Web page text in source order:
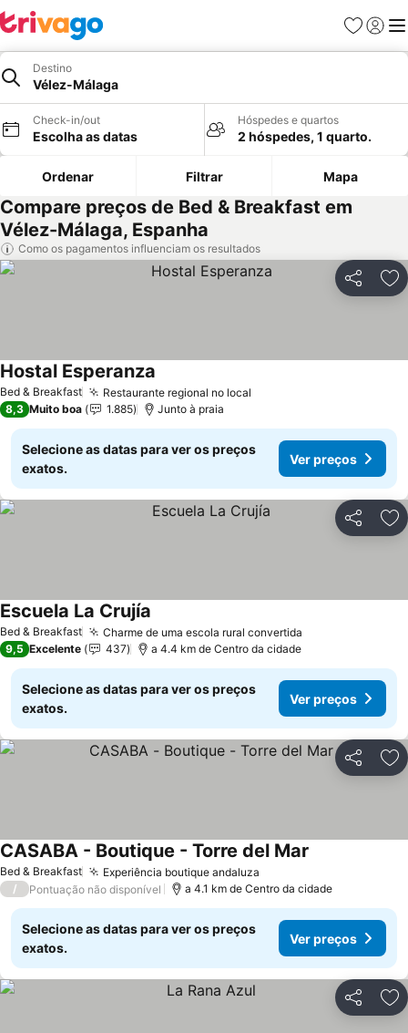
Favoritos
Iniciar
Destino
Vélez-Málaga
Check-in/out
Escolha as datas
Hóspedes e quartos
2 hóspedes, 1 quarto.
Ordenar Filtrar Mapa
Compare preços de Bed & Breakfast em
Vélez-Málaga, Espanha
Como os pagamentos influenciam os resultados
Partilhar
Bed & Breakfast Restaurante regional no local
Hostal Esperanza
8,3 Muito boa 1.885 Junto à praia
Selecione as datas para ver os preços
exatos.
Ver preços
Partilhar
Bed & Breakfast Charme de uma escola rural convertida
Escuela La Crujía
9,5 Excelente 437 a 4.4 km de Centro da cidade
Selecione as datas para ver os preços
exatos.
Ver preços
Partilhar
Bed & Breakfast Experiência boutique andaluza
CASABA - Boutique - Torre del Mar
/ Pontuação não disponível a 4.1 km de Centro da cidade
Selecione as datas para ver os preços
exatos.
Ver preços
Partilhar